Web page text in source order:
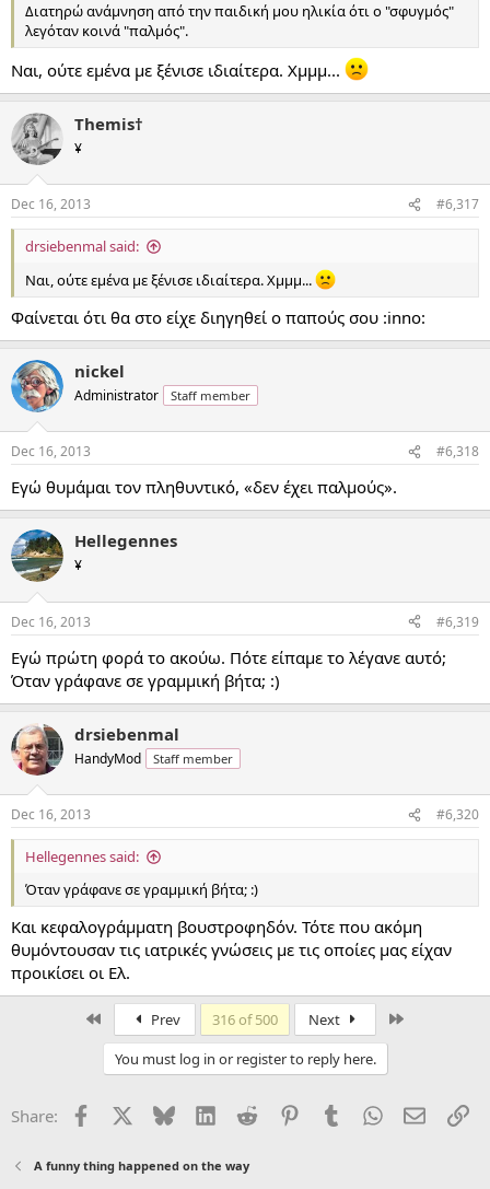
Διατηρώ ανάμνηση από την παιδική μου ηλικία ότι ο "σφυγμός"
λεγόταν κοινά "παλμός".
Ναι, ούτε εμένα με ξένισε ιδιαίτερα. Χμμμ...
Themis†
¥
Dec 16, 2013 #6,317
drsiebenmal said:
Ναι, ούτε εμένα με ξένισε ιδιαίτερα. Χμμμ...
Φαίνεται ότι θα στο είχε διηγηθεί ο παπούς σου :inno:
nickel
Administrator Staff member
Dec 16, 2013 #6,318
Εγώ θυμάμαι τον πληθυντικό, «δεν έχει παλμούς».
Hellegennes
¥
Dec 16, 2013 #6,319
Εγώ πρώτη φορά το ακούω. Πότε είπαμε το λέγανε αυτό;
Όταν γράφανε σε γραμμική βήτα; :)
drsiebenmal
HandyMod Staff member
Dec 16, 2013 #6,320
Hellegennes said:
Όταν γράφανε σε γραμμική βήτα; :)
Και κεφαλογράμματη βουστροφηδόν. Τότε που ακόμη
θυμόντουσαν τις ιατρικές γνώσεις με τις οποίες μας είχαν
προικίσει οι Ελ.
Prev 316 of 500 Next
You must log in or register to reply here.
Share: Facebook Bluesky LinkedInReddit PinterestTumblrWhatsApp
Email
A funny thing happened on the way